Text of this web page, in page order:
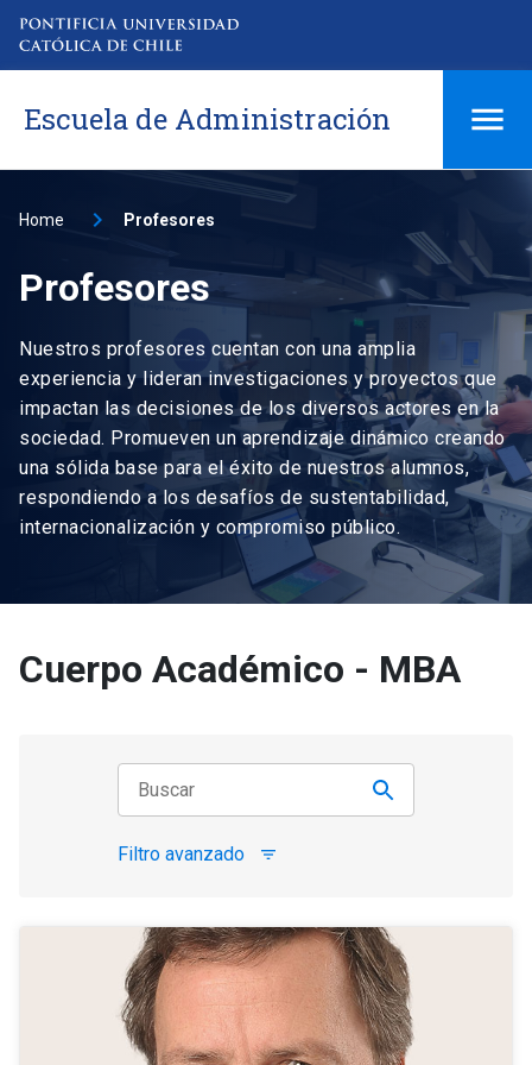
Escuela de Administración
Home Profesores
Profesores
Nuestros profesores cuentan con una amplia
experiencia y lideran investigaciones y proyectos que
impactan las decisiones de los diversos actores en la
sociedad. Promueven un aprendizaje dinámico creando
una sólida base para el éxito de nuestros alumnos,
respondiendo a los desafíos de sustentabilidad,
internacionalización y compromiso público.
Cuerpo Académico - MBA
Filtro avanzado filter_list